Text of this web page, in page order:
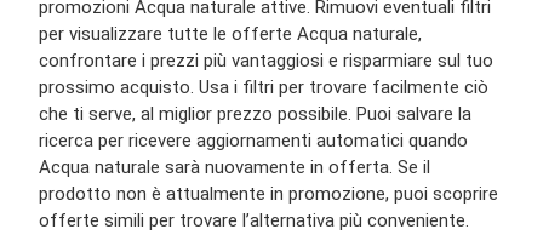
promozioni Acqua naturale attive. Rimuovi eventuali filtri
per visualizzare tutte le offerte Acqua naturale,
confrontare i prezzi più vantaggiosi e risparmiare sul tuo
prossimo acquisto. Usa i filtri per trovare facilmente ciò
che ti serve, al miglior prezzo possibile. Puoi salvare la
ricerca per ricevere aggiornamenti automatici quando
Acqua naturale sarà nuovamente in offerta. Se il
prodotto non è attualmente in promozione, puoi scoprire
offerte simili per trovare l’alternativa più conveniente.